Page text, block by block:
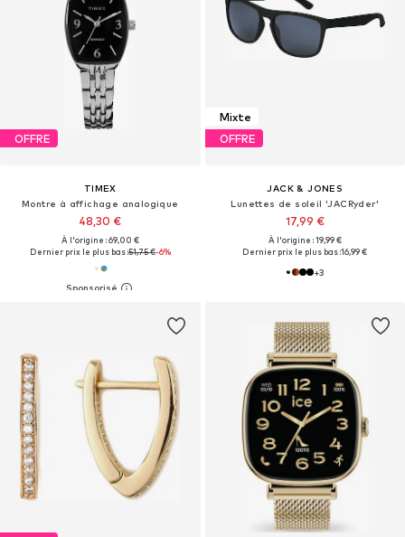
OFFRE
TIMEX
Montre à affichage analogique
48,30 €
À l'origine : 69,00 €
Dernier prix le plus bas :51,75 €-6%
Mixte
OFFRE
JACK & JONES
Lunettes de soleil 'JACRyder'
17,99 €
À l'origine : 19,99 €
Dernier prix le plus bas :16,99 €
+3